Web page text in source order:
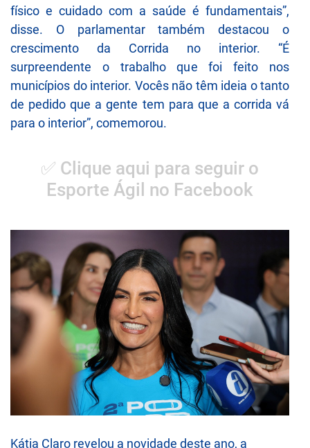
físico e cuidado com a saúde é fundamentais”,
disse. O parlamentar também destacou o
crescimento da Corrida no interior. “É
surpreendente o trabalho que foi feito nos
municípios do interior. Vocês não têm ideia o tanto
de pedido que a gente tem para que a corrida vá
para o interior”, comemorou.
✅ Clique aqui para seguir o
Esporte Ágil no Facebook
Kátia Claro revelou a novidade deste ano, a